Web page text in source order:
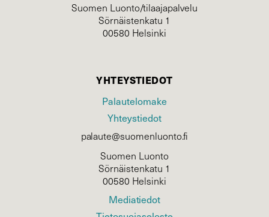
Suomen Luonto/tilaajapalvelu
Sörnäistenkatu 1
00580 Helsinki
YHTEYSTIEDOT
Palautelomake
Yhteystiedot
palaute@suomenluonto.fi
Suomen Luonto
Sörnäistenkatu 1
00580 Helsinki
Mediatiedot